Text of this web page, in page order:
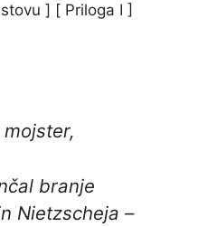
] [ Priloga I ]
branje
Nietzscheja –